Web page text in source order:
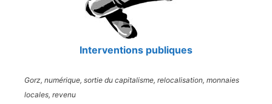
Interventions publiques
Gorz, numérique, sortie du capitalisme, relocalisation, monnaies
locales, revenu